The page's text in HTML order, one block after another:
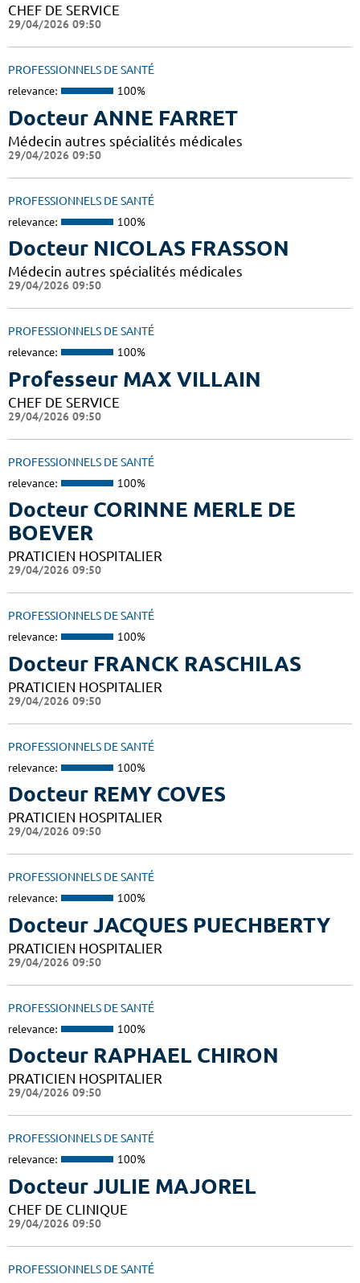
CHEF DE SERVICE
29/04/2026 09:50
PROFESSIONNELS DE SANTÉ
relevance: 100%
Docteur ANNE FARRET
Médecin autres spécialités médicales
29/04/2026 09:50
PROFESSIONNELS DE SANTÉ
relevance: 100%
Docteur NICOLAS FRASSON
Médecin autres spécialités médicales
29/04/2026 09:50
PROFESSIONNELS DE SANTÉ
relevance: 100%
Professeur MAX VILLAIN
CHEF DE SERVICE
29/04/2026 09:50
PROFESSIONNELS DE SANTÉ
relevance: 100%
Docteur CORINNE MERLE DE
BOEVER
PRATICIEN HOSPITALIER
29/04/2026 09:50
PROFESSIONNELS DE SANTÉ
relevance: 100%
Docteur FRANCK RASCHILAS
PRATICIEN HOSPITALIER
29/04/2026 09:50
PROFESSIONNELS DE SANTÉ
relevance: 100%
Docteur REMY COVES
PRATICIEN HOSPITALIER
29/04/2026 09:50
PROFESSIONNELS DE SANTÉ
relevance: 100%
Docteur JACQUES PUECHBERTY
PRATICIEN HOSPITALIER
29/04/2026 09:50
PROFESSIONNELS DE SANTÉ
relevance: 100%
Docteur RAPHAEL CHIRON
PRATICIEN HOSPITALIER
29/04/2026 09:50
PROFESSIONNELS DE SANTÉ
relevance: 100%
Docteur JULIE MAJOREL
CHEF DE CLINIQUE
29/04/2026 09:50
PROFESSIONNELS DE SANTÉ